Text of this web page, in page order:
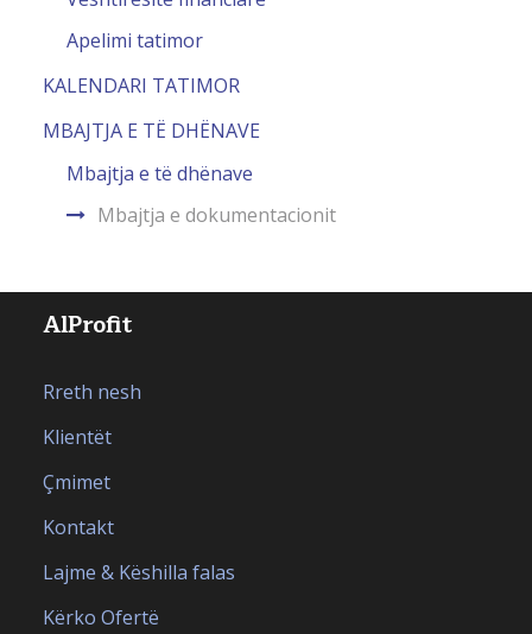
Apelimi tatimor
KALENDARI TATIMOR
MBAJTJA E TË DHËNAVE
Mbajtja e të dhënave
Mbajtja e dokumentacionit
AlProfit
Rreth nesh
Klientët
Çmimet
Kontakt
Lajme & Këshilla falas
Kërko Ofertë